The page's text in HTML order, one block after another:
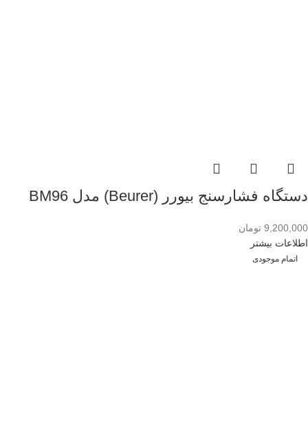
دستگاه فشارسنج بیورر (Beurer) مدل BM96
9,200,000 تومان
اطلاعات بیشتر
اتمام موجودی